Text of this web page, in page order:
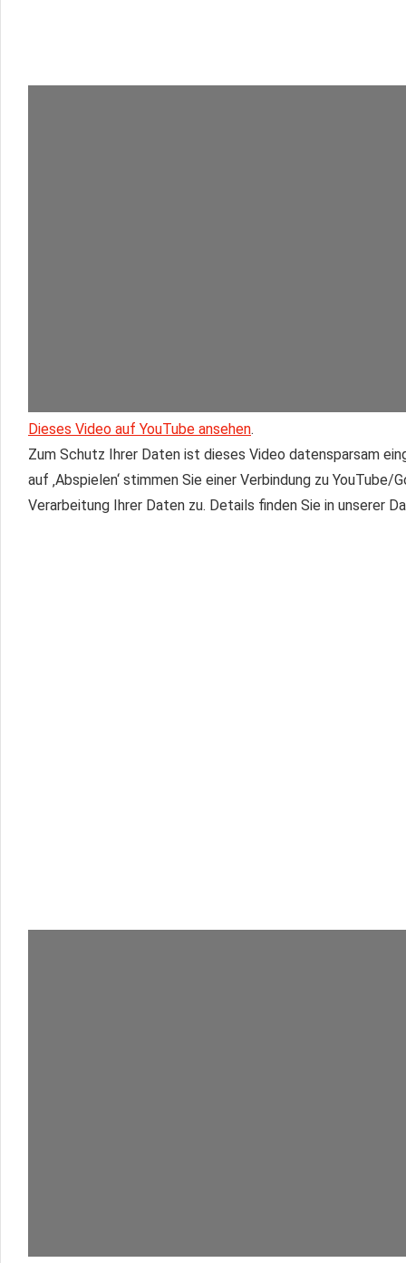
Dieses Video auf YouTube ansehen.
Zum Schutz Ihrer Daten ist dieses Video datensparsam
auf ‚Abspielen‘ stimmen Sie einer Verbindung zu YouTube/
Verarbeitung Ihrer Daten zu. Details finden Sie in unserer